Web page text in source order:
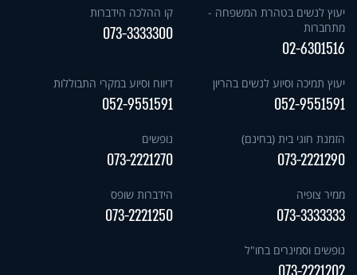
יעוץ לנשים בטהרת המשפחה -
מתחברות
02-6301516
קו ההלכה הידברות
073-3333300
יעוץ תמיכה וסיוע לנשים בהריון
052-9551591
דיווח וסיוע במקרי התבוללות
052-9551591
הזמנת חוגי בית (בחינם)
073-2221290
נופשים
073-2221270
ממיר צופיה
073-3333333
הידברות שופס
073-2221250
נופשים וסמינרים בחו"ל